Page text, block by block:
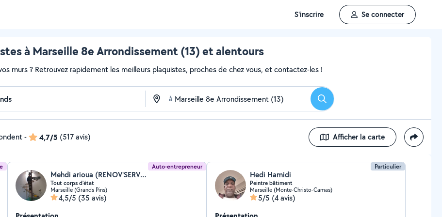
S'inscrire Se connecter
à Marseille 8e Arrondissement (13) et alentours
murs ? Retrouvez rapidement les meilleurs plaquistes, proches de chez vous, et contactez-les !
à Rechercher
- 4,7/5 (517 avis) Afficher la carte
Auto-entrepreneur
Mehdi arioua (RENOV'SERVICES)
Tout corps d'état
Marseille (Grands Pins)
4,5/5 (35 avis)
Particulier
Hedi Hamidi
Peintre bâtiment
Marseille (Monte-Christo-Camas)
5/5 (4 avis)